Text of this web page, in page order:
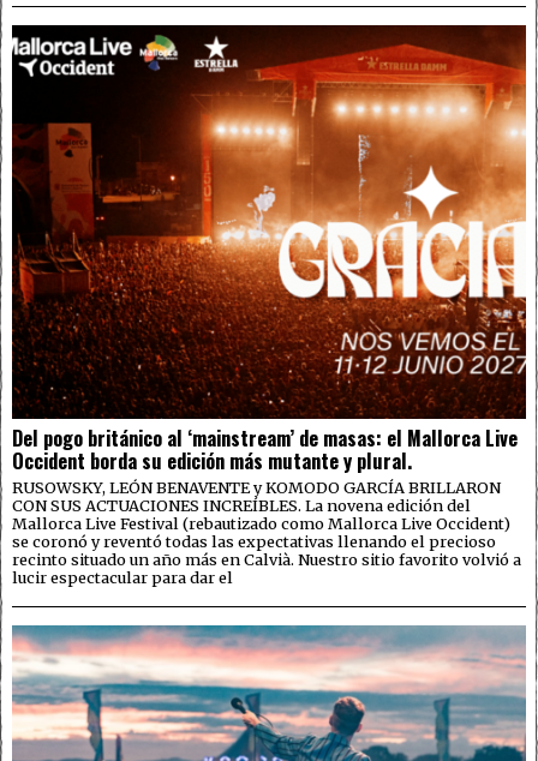
Del pogo británico al ‘mainstream’ de masas: el Mallorca Live
Occident borda su edición más mutante y plural.
RUSOWSKY, LEÓN BENAVENTE y KOMODO GARCÍA BRILLARON
CON SUS ACTUACIONES INCREÍBLES. La novena edición del
Mallorca Live Festival (rebautizado como Mallorca Live Occident)
se coronó y reventó todas las expectativas llenando el precioso
recinto situado un año más en Calvià. Nuestro sitio favorito volvió a
lucir espectacular para dar el